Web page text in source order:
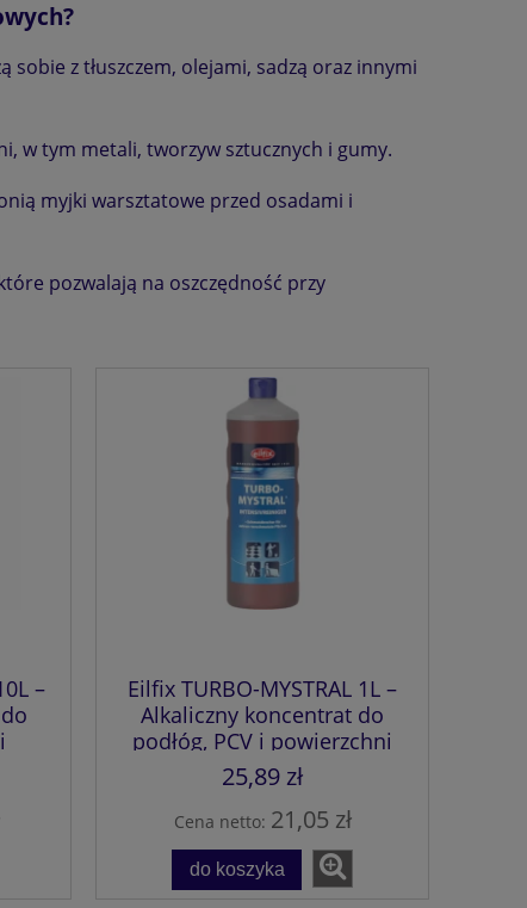
sobie z tłuszczem, olejami, sadzą oraz innymi
w tym metali, tworzyw sztucznych i gumy.
myjki warsztatowe przed osadami i
pozwalają na oszczędność przy
–
Eilfix TURBO-MYSTRAL 1L –
Alkaliczny koncentrat do
podłóg, PCV i powierzchni
przemysłowych
25,89 zł
Cena netto: 21,05 zł
do koszyka